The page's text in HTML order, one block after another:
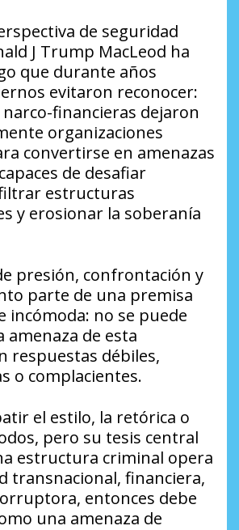
de seguridad
J Trump MacLeod ha
que durante años
evitaron reconocer:
financieras dejaron
organizaciones
convertirse en amenazas
de desafiar
estructuras
y erosionar la soberanía
presión, confrontación y
parte de una premisa
incómoda: no se puede
de esta
respuestas débiles,
o complacientes.
el estilo, la retórica o
pero su tesis central
estructura criminal opera
transnacional, financiera,
entonces debe
una amenaza de